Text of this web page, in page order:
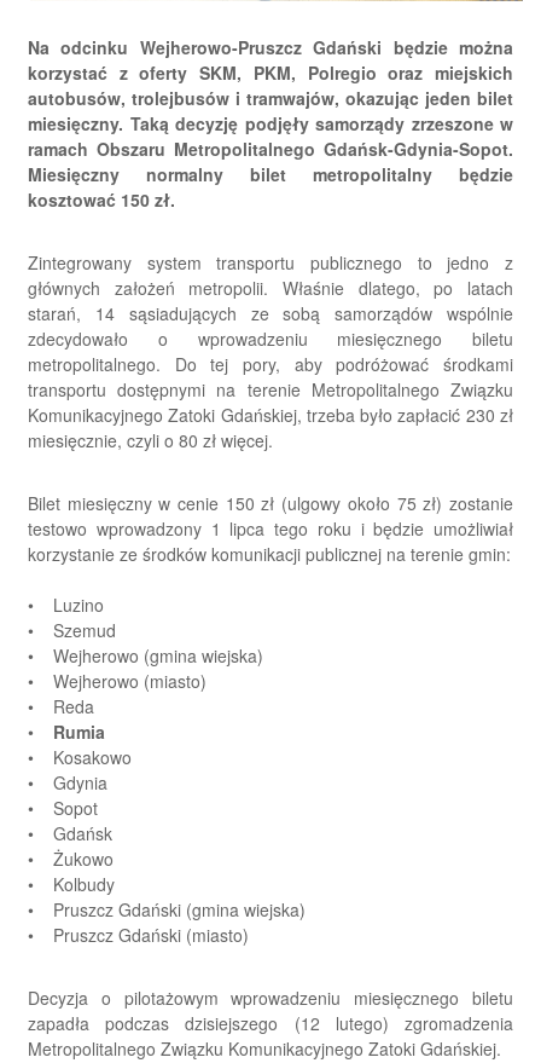
Na odcinku Wejherowo-Pruszcz Gdański będzie można
korzystać z oferty SKM, PKM, Polregio oraz miejskich
autobusów, trolejbusów i tramwajów, okazując jeden bilet
miesięczny. Taką decyzję podjęły samorządy zrzeszone w
ramach Obszaru Metropolitalnego Gdańsk-Gdynia-Sopot.
Miesięczny normalny bilet metropolitalny będzie
kosztować 150 zł.
Zintegrowany system transportu publicznego to jedno z
głównych założeń metropolii. Właśnie dlatego, po latach
starań, 14 sąsiadujących ze sobą samorządów wspólnie
zdecydowało o wprowadzeniu miesięcznego biletu
metropolitalnego. Do tej pory, aby podróżować środkami
transportu dostępnymi na terenie Metropolitalnego Związku
Komunikacyjnego Zatoki Gdańskiej, trzeba było zapłacić 230 zł
miesięcznie, czyli o 80 zł więcej.
Bilet miesięczny w cenie 150 zł (ulgowy około 75 zł) zostanie
testowo wprowadzony 1 lipca tego roku i będzie umożliwiał
korzystanie ze środków komunikacji publicznej na terenie gmin:
• Luzino
• Szemud
• Wejherowo (gmina wiejska)
• Wejherowo (miasto)
• Reda
• Rumia
• Kosakowo
• Gdynia
• Sopot
• Gdańsk
• Żukowo
• Kolbudy
• Pruszcz Gdański (gmina wiejska)
• Pruszcz Gdański (miasto)
Decyzja o pilotażowym wprowadzeniu miesięcznego biletu
zapadła podczas dzisiejszego (12 lutego) zgromadzenia
Metropolitalnego Związku Komunikacyjnego Zatoki Gdańskiej.